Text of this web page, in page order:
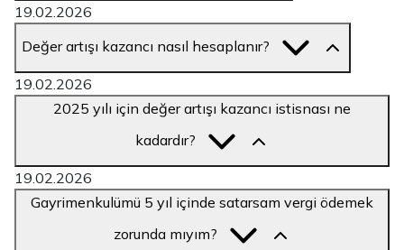
19.02.2026
Değer artışı kazancı nasıl hesaplanır?
19.02.2026
2025 yılı için değer artışı kazancı istisnası ne
kadardır?
19.02.2026
Gayrimenkulümü 5 yıl içinde satarsam vergi ödemek
zorunda mıyım?